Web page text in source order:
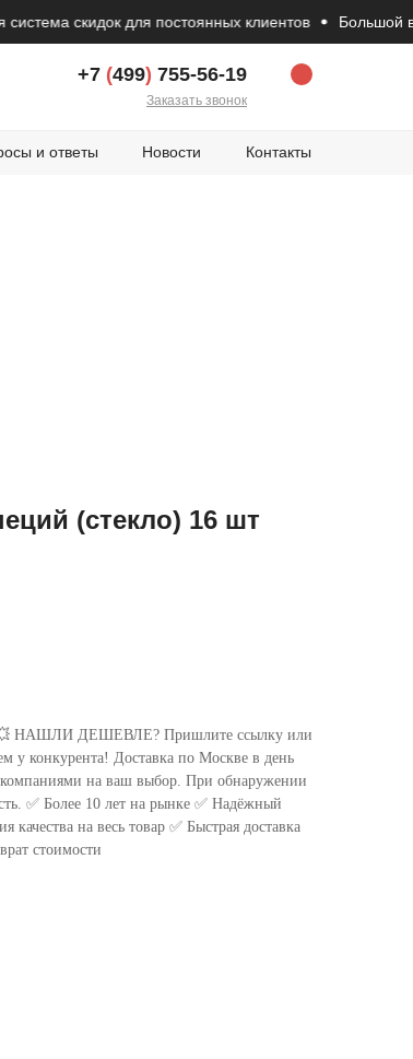
скидок для постоянных клиентов Большой
+7 (499) 755-56-19
Заказать звонок
и ответы Новости Контакты
(стекло) 16 шт
НАШЛИ ДЕШЕВЛЕ? Пришлите ссылку или
конкурента! Доставка по Москве в день
на ваш выбор. При обнаружении
✅ Более 10 лет на рынке ✅ Надёжный
на весь товар ✅ Быстрая доставка
стоимости